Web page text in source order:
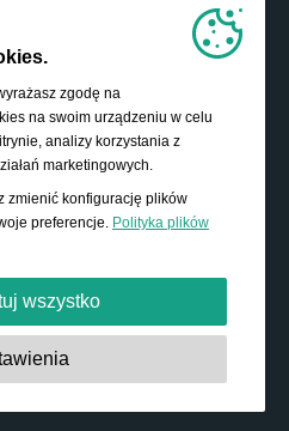
zgodę na
na swoim urządzeniu w celu
analizy korzystania z
marketingowych.
zmienić konfigurację plików
preferencje. Polityka plików
wszystko
Te pliki cookies są niezbędne do